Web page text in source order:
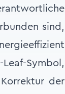
sind,
Symbol,
der